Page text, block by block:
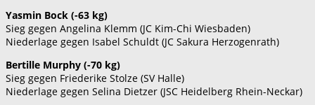
Yasmin Bock (-63 kg)
Sieg gegen Angelina Klemm (JC Kim-Chi Wiesbaden)
Niederlage gegen Isabel Schuldt (JC Sakura Herzogenrath)
Bertille Murphy (-70 kg)
Sieg gegen Friederike Stolze (SV Halle)
Niederlage gegen Selina Dietzer (JSC Heidelberg Rhein-Neckar)